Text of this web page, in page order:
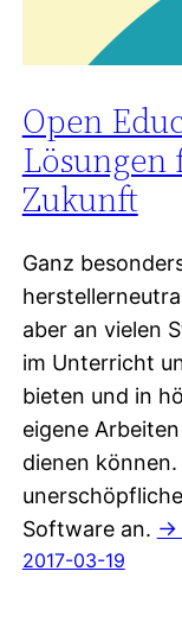
Open
Lösungen
Zukunft
Ganz
aber an vielen
im Unterricht
bieten und in
eigene
dienen
Software an. →
2017-03-19